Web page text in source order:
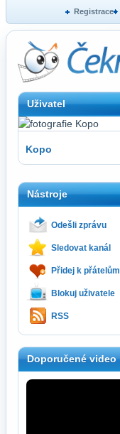
Registrace
Uživatel
Kopo
Nástroje
Odešli zprávu
Sledovat kanál
Přidej k přátelům
Blokuj uživatele
RSS
Doporučené video